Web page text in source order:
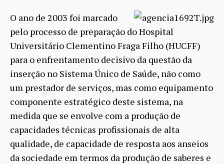
O ano de 2003 foi marcado
pelo processo de preparação do Hospital
Universitário Clementino Fraga Filho (HUCFF)
para o enfrentamento decisivo da questão da
inserção no Sistema Único de Saúde, não como
um prestador de serviços, mas como equipamento
componente estratégico deste sistema, na
medida que se envolve com a produção de
capacidades técnicas profissionais de alta
qualidade, de capacidade de resposta aos anseios
da sociedade em termos da produção de saberes e